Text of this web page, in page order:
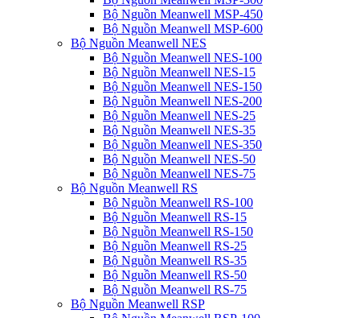
Bộ Nguồn Meanwell MSP-450
Bộ Nguồn Meanwell MSP-600
Bộ Nguồn Meanwell NES
Bộ Nguồn Meanwell NES-100
Bộ Nguồn Meanwell NES-15
Bộ Nguồn Meanwell NES-150
Bộ Nguồn Meanwell NES-200
Bộ Nguồn Meanwell NES-25
Bộ Nguồn Meanwell NES-35
Bộ Nguồn Meanwell NES-350
Bộ Nguồn Meanwell NES-50
Bộ Nguồn Meanwell NES-75
Bộ Nguồn Meanwell RS
Bộ Nguồn Meanwell RS-100
Bộ Nguồn Meanwell RS-15
Bộ Nguồn Meanwell RS-150
Bộ Nguồn Meanwell RS-25
Bộ Nguồn Meanwell RS-35
Bộ Nguồn Meanwell RS-50
Bộ Nguồn Meanwell RS-75
Bộ Nguồn Meanwell RSP